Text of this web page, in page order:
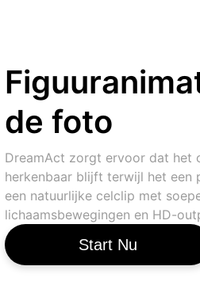
de foto
DreamAct zorgt ervoor dat het
herkenbaar blijft terwijl het een
een natuurlijke celclip met
lichaamsbewegingen en HD-
Start Nu